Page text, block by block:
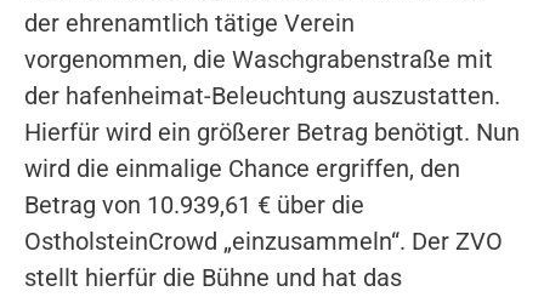
der ehrenamtlich tätige Verein
vorgenommen, die Waschgrabenstraße mit
der hafenheimat-Beleuchtung auszustatten.
Hierfür wird ein größerer Betrag benötigt. Nun
wird die einmalige Chance ergriffen, den
Betrag von 10.939,61 € über die
OstholsteinCrowd „einzusammeln“. Der ZVO
stellt hierfür die Bühne und hat das